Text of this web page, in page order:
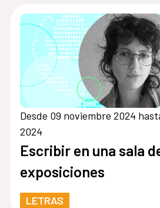
Desde 09 noviembre 2024
2024
Escribir en una sala
exposiciones
LETRAS